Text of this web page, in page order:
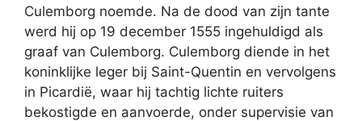
Culemborg noemde. Na de dood van zijn tante
werd hij op 19 december 1555 ingehuldigd als
graaf van Culemborg. Culemborg diende in het
koninklijke leger bij Saint-Quentin en vervolgens
in Picardië, waar hij tachtig lichte ruiters
bekostigde en aanvoerde, onder supervisie van